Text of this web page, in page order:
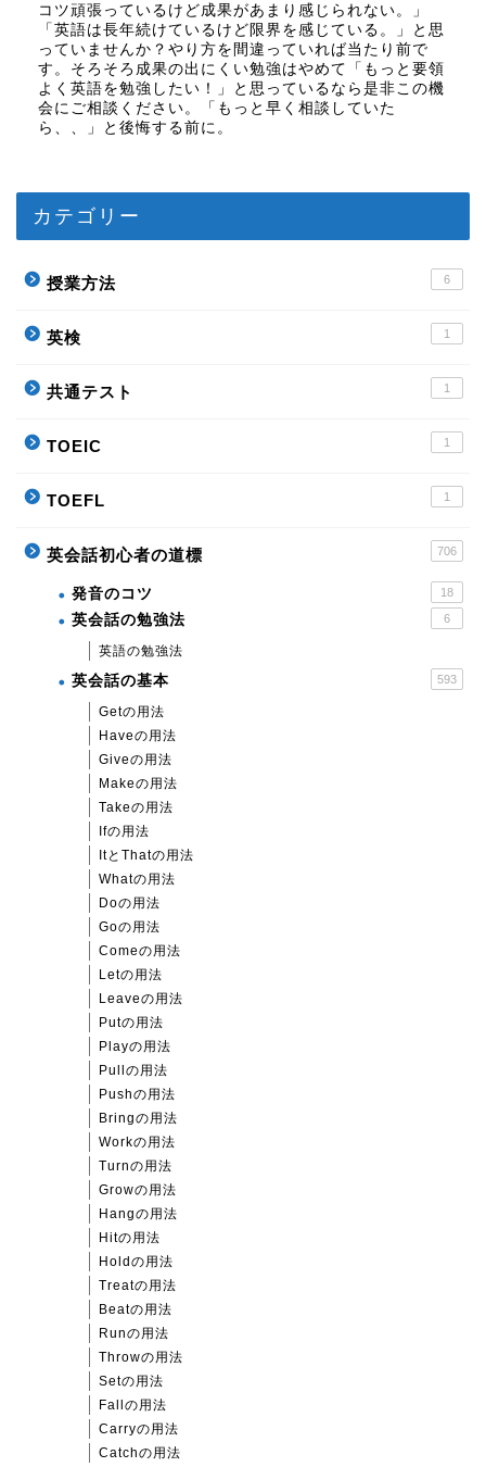
コツ頑張っているけど成果があまり感じられない。」
「英語は長年続けているけど限界を感じている。」と思
っていませんか？やり方を間違っていれば当たり前で
す。そろそろ成果の出にくい勉強はやめて「もっと要領
よく英語を勉強したい！」と思っているなら是非この機
会にご相談ください。「もっと早く相談していた
ら、、」と後悔する前に。
カテゴリー
授業方法 6
英検 1
共通テスト 1
TOEIC 1
TOEFL 1
英会話初心者の道標 706
発音のコツ 18
英会話の勉強法 6
英語の勉強法
英会話の基本 593
Getの用法
Haveの用法
Giveの用法
Makeの用法
Takeの用法
Ifの用法
ItとThatの用法
Whatの用法
Doの用法
Goの用法
Comeの用法
Letの用法
Leaveの用法
Putの用法
Playの用法
Pullの用法
Pushの用法
Bringの用法
Workの用法
Turnの用法
Growの用法
Hangの用法
Hitの用法
Holdの用法
Treatの用法
Beatの用法
Runの用法
Throwの用法
Setの用法
Fallの用法
Carryの用法
Catchの用法